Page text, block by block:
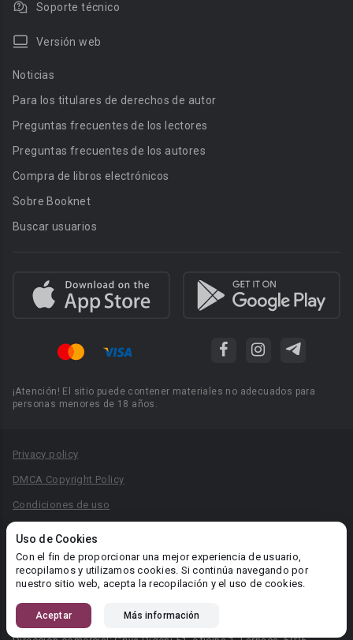
Uso de Cookies
Con el fin de proporcionar una mejor experiencia de usuario,
recopilamos y utilizamos cookies. Si continúa navegando por
nuestro sitio web, acepta la recopilación y el uso de cookies.
Aceptar Más información
Soporte técnico
Versión web
Noticias
Para los titulares de derechos de autor
Preguntas frecuentes de los lectores
Preguntas frecuentes de los autores
Compra de libros electrónicos
Sobre Booknet
Buscar usuarios
¡Atención! El sitio puede contener materiales no adecuados para
personas menores de 18 años.
Privacy policy
DMCA Copyright Policy
Condiciones de uso
Reglas para la publicación de libros
Área RR.PP.: pr@booknet.com
© 2026 Booknet. Todos los derechos reservados.